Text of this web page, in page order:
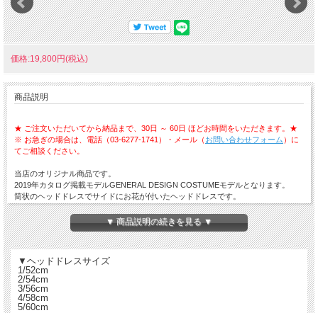
価格:19,800円(税込)
商品説明
★ ご注文いただいてから納品まで、30日 ～ 60日 ほどお時間をいただきます。★
※ お急ぎの場合は、電話（03-6277-1741）・メール（お問い合わせフォーム）に
てご相談ください。
当店のオリジナル商品です。
2019年カタログ掲載モデルGENERAL DESIGN COSTUMEモデルとなります。
筒状のヘッドドレスでサイドにお花が付いたヘッドドレスです。
お花の飾り部分をフロントにして被ることも可能です。
セットでコーディネイトできるヒップベルトもございますので、ぜひ合わせてご着
用ください。
掲載のカラー以外での製作もできますので、詳しくはお問合せください。
※5点以上のご注文で、割引を適用いたします。詳しくは、お問い合わせくださ
い。
▼ 商品説明の続きを見る ▼
▼ヘッドドレスサイズ
1/52cm
2/54cm
3/56cm
4/58cm
5/60cm